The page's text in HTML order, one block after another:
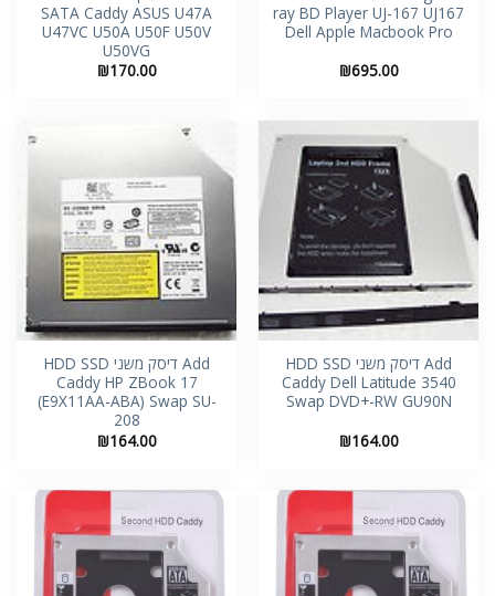
ray BD Player UJ-167 UJ167
Dell Apple Macbook Pro
₪695.00
SATA Caddy ASUS U47A
U47VC U50A U50F U50V
U50VG
₪170.00
Add דיסק משני HDD SSD
Caddy Dell Latitude 3540
Swap DVD+-RW GU90N
₪164.00
Add דיסק משני HDD SSD
Caddy HP ZBook 17
(E9X11AA-ABA) Swap SU-
208
₪164.00